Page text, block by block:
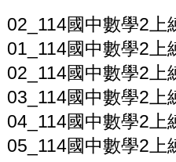
02_114國中數學2上
01_114國中數學2上
02_114國中數學2上
03_114國中數學2上
04_114國中數學2上
05_114國中數學2上